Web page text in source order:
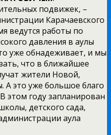
подвижек, –
Карачаевского
ведутся работы по
давления в аулы
уже обнадеживает, и мы
что в ближайшее
жители Новой,
это уже большое благо
этом году запланирован
детского сада,
аула